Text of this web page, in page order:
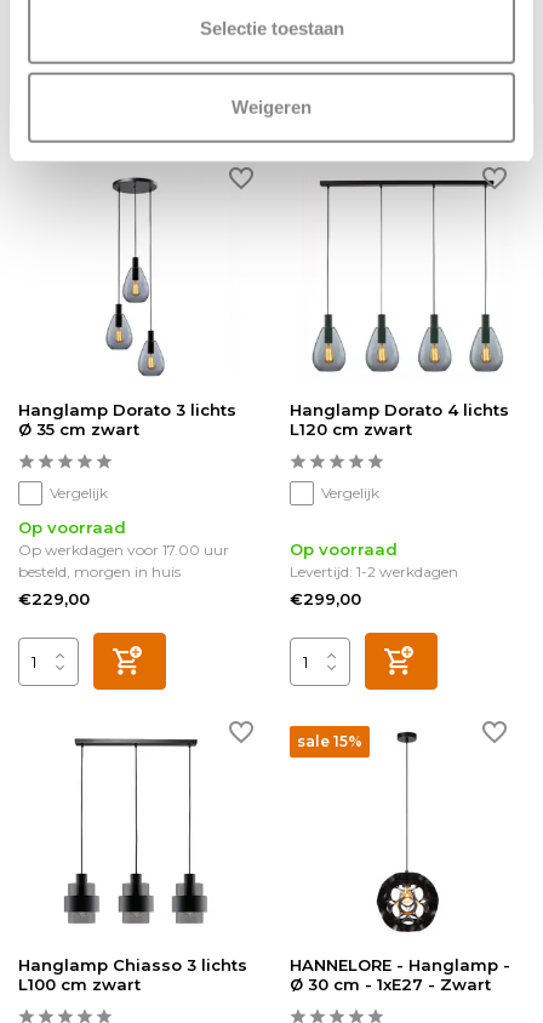
Selectie toestaan
Weigeren
Hanglamp Dorato 3 lichts
Ø 35 cm zwart
Vergelijk
Op voorraad
Op werkdagen voor 17.00 uur
besteld, morgen in huis
€229,00
Hanglamp Dorato 4 lichts
L120 cm zwart
Vergelijk
Op voorraad
Levertijd: 1-2 werkdagen
€299,00
Hanglamp Chiasso 3 lichts
L100 cm zwart
sale 15%
HANNELORE - Hanglamp -
Ø 30 cm - 1xE27 - Zwart